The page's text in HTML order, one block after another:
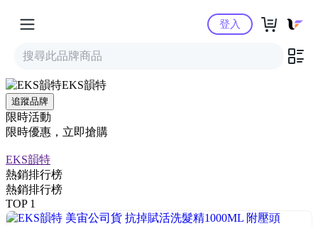
Yahoo購物中心
登入
EKS韻特
追蹤品牌
限時活動
限時優惠，立即搶購
EKS韻特
熱銷排行榜
熱銷排行榜
TOP 1